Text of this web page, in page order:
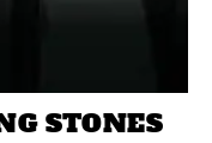
STONES